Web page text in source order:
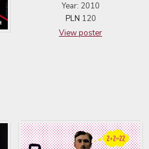
Year: 2010
PLN 120
View poster